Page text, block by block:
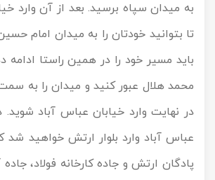
به میدان سپاه برسید. بعد از آن وارد
تا بتوانید خودتان را به میدان امام
باید مسیر خود را در همین راستا ادامه
محمد هلال عبور کنید و میدان را به
در نهایت وارد خیابان عباس آباد شوید.
عباس آباد وارد بلوار ارتش خواهید شد
پادگان ارتش و جاده کارخانه فولاد، جاده